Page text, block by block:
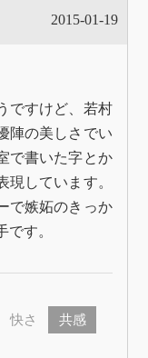
2015-01-19
ですけど、若村
陣の美しさでい
で書いた字とか
現しています。
で嫉妬のきっか
す。
快さ 共感